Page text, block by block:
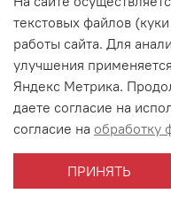
Согласие посетителя
персональных данных
На сайте
МЕТРИКА
На сайте
Согласие на
информационных
текстовых файлов
работы сайта. Для
улучшения
Яндекс Метрика.
даете согласие на
согласие на обработку
ПРИНЯТЬ